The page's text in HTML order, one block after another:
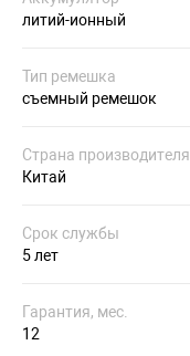
литий-ионный
Тип ремешка
съемный ремешок
Страна производителя
Китай
Срок службы
5 лет
Гарантия, мес.
12